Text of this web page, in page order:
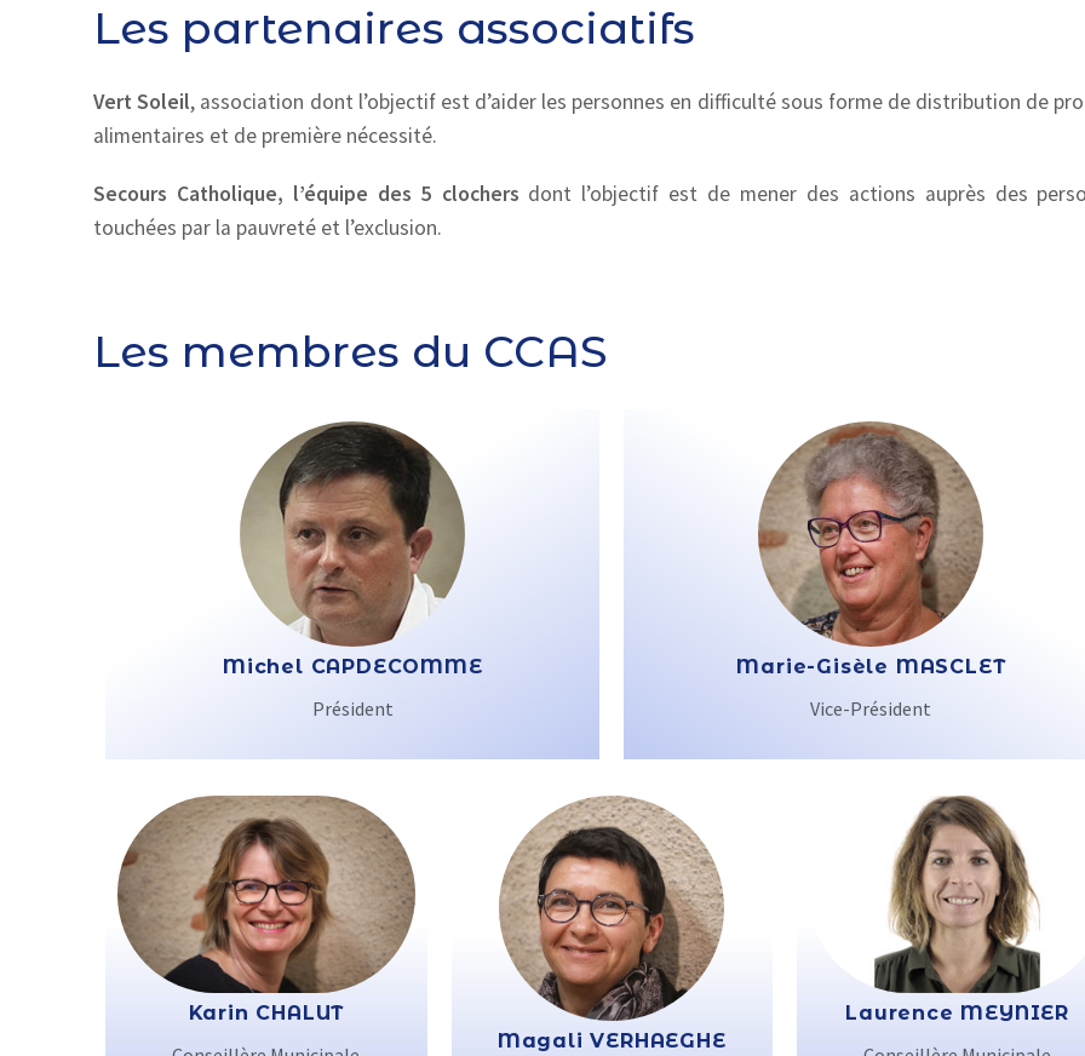
Les partenaires associatifs
Vert Soleil, association dont l’objectif est d’aider les personnes en difficulté sous forme de distribution de
alimentaires et de première nécessité.
Secours Catholique, l’équipe des 5 clochers dont l’objectif est de mener des actions auprès des
touchées par la pauvreté et l’exclusion.
Les membres du CCAS
Michel CAPDECOMME
Président
Marie-Gisèle MASCLET
Vice-Président
Karin CHALUT
Magali VERHAEGHE
Laurence MEYNIER